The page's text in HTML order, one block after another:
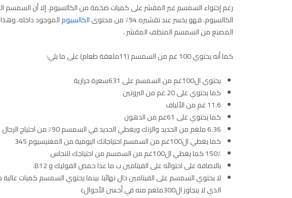
رغم إحتواء السمسم غير المقشر على كميات ضخمة من الكالسيوم. إلا أن السمسم
الكالسيوم. فهو يخسر عند تقشيره 94٪ من محتوى
الكالسيومالموجود داخله.
المصنع من السمسم المنظف المقشر .
كما أنه يحتوي 100 غم من السمسم (11ملعقة طعام) على ما يلي:
يحتوي ال100غم من السمسم على 631سعرة حرارية
كما يحتوي على 20 غم من البروتين
11.6 غم من الألياف
كما يحتوي على 61غم من الدهون
6.36 ملغم من الحديد والزنك ويغطي الحديد في السمسم 90٪ من احتياج الرجال و40٪ من احتياج السيدات من الحديد
كما يغطي ال100غم من السمسم احتياجاتك اليومية من المغنيسيوم 345
150٪ كما يغطي ال100غم من السمسم من احتياجك للنحاس
بالاضافة على احتوائه على الفيتامين ب ما عدا حمض الفوليك و B12.
الذي لا يتجاوز ال300ملغم منه في أحسن الأحوالc